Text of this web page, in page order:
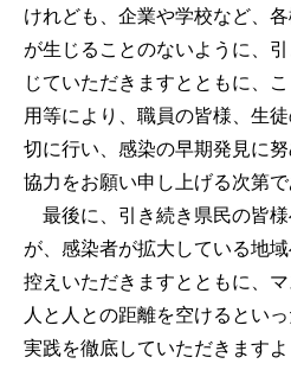
けれども、企業や学校など、
が生じることのないように、
じていただきますとともに、
用等により、職員の皆様、生
切に行い、感染の早期発見に
協力をお願い申し上げる次第で
最後に、引き続き県民の皆
が、感染者が拡大している地
控えいただきますとともに、マ
人と人との距離を空けるとい
実践を徹底していただきます